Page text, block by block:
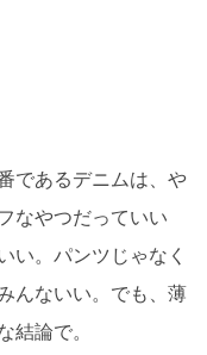
であるデニムは、や
なやつだっていい
い。パンツじゃなく
んないい。でも、薄
結論で。